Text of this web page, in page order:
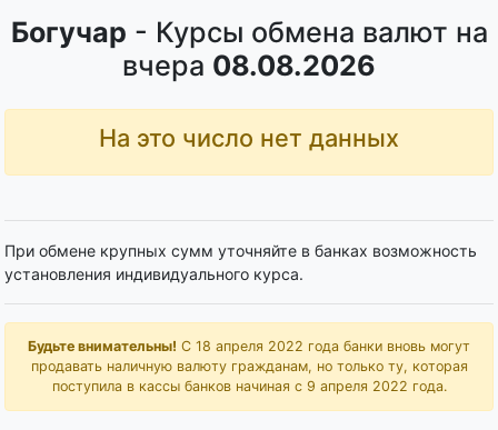
Богучар - Курсы обмена валют на
вчера 08.08.2026
На это число нет данных
При обмене крупных сумм уточняйте в банках возможность
установления индивидуального курса.
Будьте внимательны! С 18 апреля 2022 года банки вновь могут
продавать наличную валюту гражданам, но только ту, которая
поступила в кассы банков начиная с 9 апреля 2022 года.